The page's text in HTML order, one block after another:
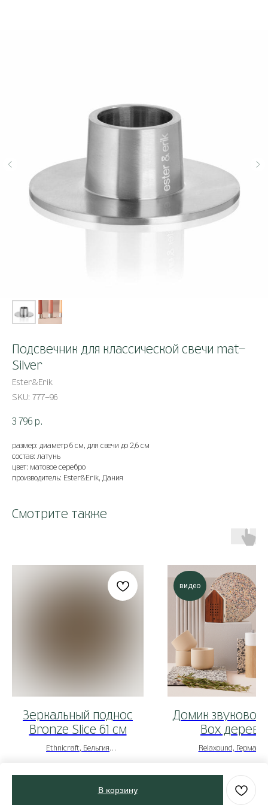
Подсвечник для классической свечи mat-
Silver
Ester&Erik
SKU: 777-96
3 796 р.
В корзину
размер: диаметр 6 см, для свечи до 2,6 см
состав: латунь
цвет: матовое серебро
производитель: Ester&Erik, Дания
Смотрите также
Зеркальный поднос
Bronze Slice 61 см
Ethnicraft, Бельгия
видео
Домик звуковой
Box дерево
Relaxound, Германия